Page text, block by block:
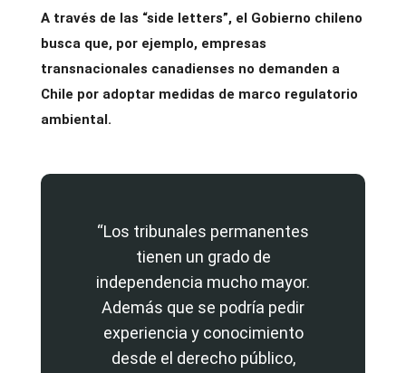
A través de las “side letters”, el Gobierno chileno
busca que, por ejemplo, empresas
transnacionales canadienses no demanden a
Chile por adoptar medidas de marco regulatorio
ambiental.
“Los tribunales permanentes
tienen un grado de
independencia mucho mayor.
Además que se podría pedir
experiencia y conocimiento
desde el derecho público,